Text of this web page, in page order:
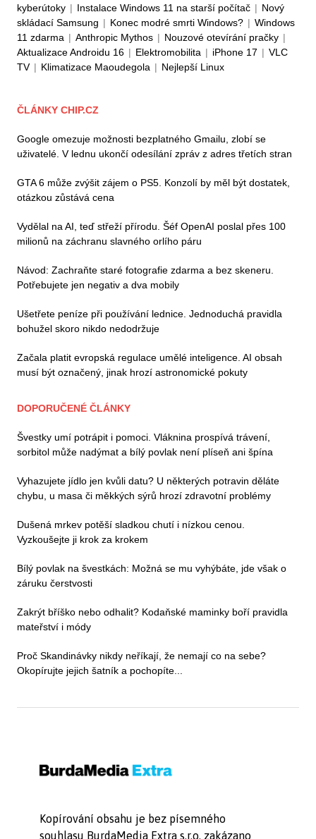
kyberútoky | Instalace Windows 11 na starší počítač | Nový
skládací Samsung | Konec modré smrti Windows? | Windows
11 zdarma | Anthropic Mythos | Nouzové otevírání pračky |
Aktualizace Androidu 16 | Elektromobilita | iPhone 17 | VLC
TV | Klimatizace Maoudegola | Nejlepší Linux
ČLÁNKY CHIP.CZ
Google omezuje možnosti bezplatného Gmailu, zlobí se
uživatelé. V lednu ukončí odesílání zpráv z adres třetích stran
GTA 6 může zvýšit zájem o PS5. Konzolí by měl být dostatek,
otázkou zůstává cena
Vydělal na AI, teď střeží přírodu. Šéf OpenAI poslal přes 100
milionů na záchranu slavného orlího páru
Návod: Zachraňte staré fotografie zdarma a bez skeneru.
Potřebujete jen negativ a dva mobily
Ušetřete peníze při používání lednice. Jednoduchá pravidla
bohužel skoro nikdo nedodržuje
Začala platit evropská regulace umělé inteligence. AI obsah
musí být označený, jinak hrozí astronomické pokuty
DOPORUČENÉ ČLÁNKY
Švestky umí potrápit i pomoci. Vláknina prospívá trávení,
sorbitol může nadýmat a bílý povlak není plíseň ani špína
Vyhazujete jídlo jen kvůli datu? U některých potravin děláte
chybu, u masa či měkkých sýrů hrozí zdravotní problémy
Dušená mrkev potěší sladkou chutí i nízkou cenou.
Vyzkoušejte ji krok za krokem
Bílý povlak na švestkách: Možná se mu vyhýbáte, jde však o
záruku čerstvosti
Zakrýt bříško nebo odhalit? Kodaňské maminky boří pravidla
mateřství i módy
Proč Skandinávky nikdy neříkají, že nemají co na sebe?
Okopírujte jejich šatník a pochopíte...
Kopírování obsahu je bez písemného
souhlasu BurdaMedia Extra s.r.o. zakázano